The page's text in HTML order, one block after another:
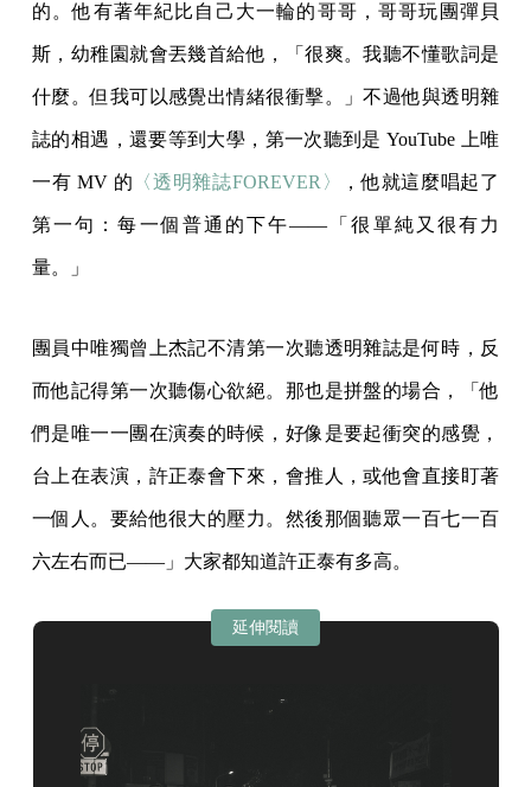
的。他有著年紀比自己大一輪的哥哥，哥哥玩團彈貝
斯，幼稚園就會丟幾首給他，「很爽。我聽不懂歌詞是
什麼。但我可以感覺出情緒很衝擊。」不過他與透明雜
誌的相遇，還要等到大學，第一次聽到是 YouTube 上唯
一有 MV 的 〈透明雜誌FOREVER〉 ，他就這麼唱起了
第一句：每一個普通的下午——「很單純又很有力
量。」
團員中唯獨曾上杰記不清第一次聽透明雜誌是何時，反
而他記得第一次聽傷心欲絕。那也是拼盤的場合，「他
們是唯一一團在演奏的時候，好像是要起衝突的感覺，
台上在表演，許正泰會下來，會推人，或他會直接盯著
一個人。要給他很大的壓力。然後那個聽眾一百七一百
六左右而已——」大家都知道許正泰有多高。
延伸閱讀